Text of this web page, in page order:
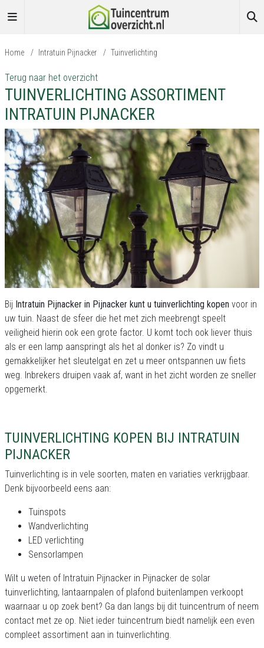
Home / Intratuin Pijnacker / Tuinverlichting
Terug naar het overzicht
TUINVERLICHTING ASSORTIMENT
INTRATUIN PIJNACKER
Bij Intratuin Pijnacker in Pijnacker kunt u tuinverlichting kopen voor in
uw tuin. Naast de sfeer die het met zich meebrengt speelt
veiligheid hierin ook een grote factor. U komt toch ook liever thuis
als er een lamp aanspringt als het al donker is? Zo vindt u
gemakkelijker het sleutelgat en zet u meer ontspannen uw fiets
weg. Inbrekers druipen vaak af, want in het zicht worden ze sneller
opgemerkt.
TUINVERLICHTING KOPEN BIJ INTRATUIN
PIJNACKER
Tuinverlichting is in vele soorten, maten en variaties verkrijgbaar.
Denk bijvoorbeeld eens aan:
Tuinspots
Wandverlichting
LED verlichting
Sensorlampen
Wilt u weten of Intratuin Pijnacker in Pijnacker de solar
tuinverlichting, lantaarnpalen of plafond buitenlampen verkoopt
waarnaar u op zoek bent? Ga dan langs bij dit tuincentrum of neem
contact met ze op. Niet ieder tuincentrum biedt namelijk een even
compleet assortiment aan in tuinverlichting.